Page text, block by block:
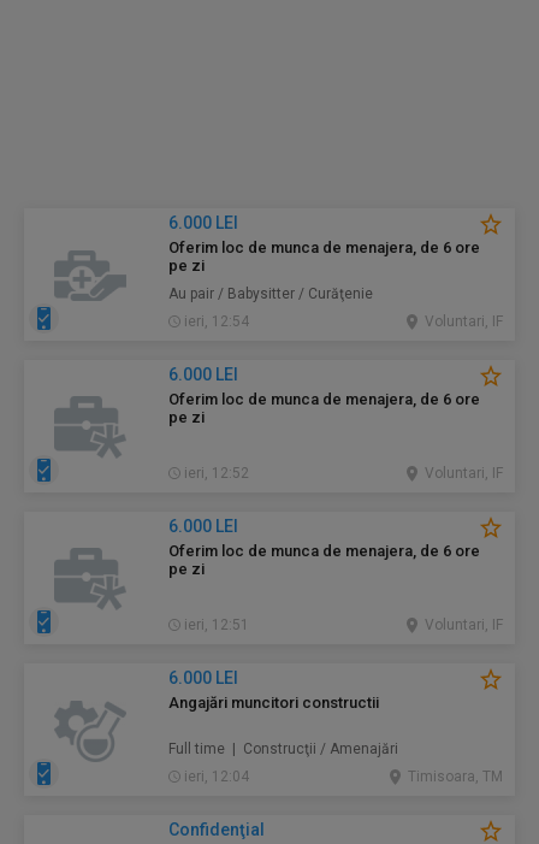
6.000 LEI
Oferim loc de munca de menajera, de 6 ore
pe zi
Au pair / Babysitter / Curăţenie
ieri, 12:54
Voluntari, IF
6.000 LEI
Oferim loc de munca de menajera, de 6 ore
pe zi
ieri, 12:52 Voluntari, IF
6.000 LEI
Oferim loc de munca de menajera, de 6 ore
pe zi
ieri, 12:51 Voluntari, IF
6.000 LEI
Angajări muncitori constructii
Full time | Construcţii / Amenajări
ieri, 12:04
Timisoara, TM
Confidenţial